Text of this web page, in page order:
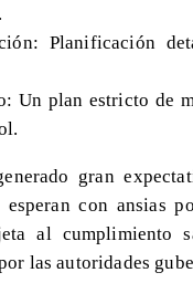
Planificación
Un plan estricto de
gran
esperan con ansias
al cumplimiento
las autoridades